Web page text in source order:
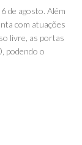
de agosto. Além
com atuações
livre, as portas
podendo o